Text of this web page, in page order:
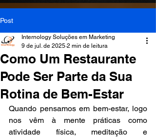
Post
Como Um Restaurante
Pode Ser Parte da Sua
Rotina de Bem-Estar
Internology Soluções em Marketing
9 de jul. de 2025 2 min de leitura
Quando pensamos em bem-estar, logo
nos vêm à mente práticas como
atividade física, meditação e